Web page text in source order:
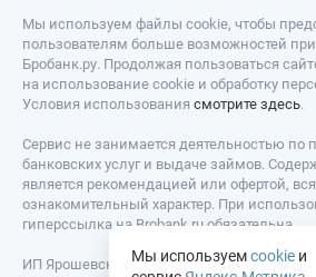
Мы используем файлы cookie, чтобы
пользователям больше возможностей
Бробанк.ру. Продолжая пользоваться
на использование cookie и обработку
Условия использования смотрите здесь.
Сервис не занимается деятельностью по
банковских услуг и выдаче займов.
является рекомендацией или офертой,
ознакомительный характер. При
гиперссылка на Brobank.ru обязательна.
ИП Ярошевский Д.И. ИНН: 423082922740.
Мы используемcookie и